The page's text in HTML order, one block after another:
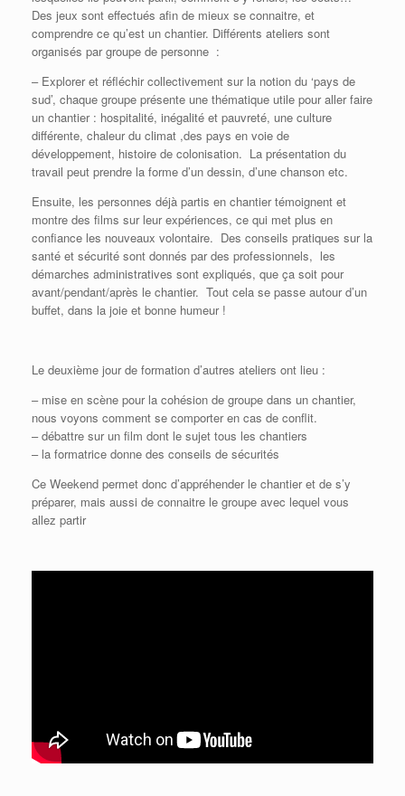
Des jeux sont effectués afin de mieux se connaitre, et
comprendre ce qu’est un chantier. Différents ateliers sont
organisés par groupe de personne :
– Explorer et réfléchir collectivement sur la notion du ‘pays de
sud’, chaque groupe présente une thématique utile pour aller faire
un chantier : hospitalité, inégalité et pauvreté, une culture
différente, chaleur du climat ,des pays en voie de
développement, histoire de colonisation. La présentation du
travail peut prendre la forme d’un dessin, d’une chanson etc.
Ensuite, les personnes déjà partis en chantier témoignent et
montre des films sur leur expériences, ce qui met plus en
confiance les nouveaux volontaire. Des conseils pratiques sur la
santé et sécurité sont donnés par des professionnels, les
démarches administratives sont expliqués, que ça soit pour
avant/pendant/après le chantier. Tout cela se passe autour d’un
buffet, dans la joie et bonne humeur !
Le deuxième jour de formation d’autres ateliers ont lieu :
– mise en scène pour la cohésion de groupe dans un chantier,
nous voyons comment se comporter en cas de conflit.
– débattre sur un film dont le sujet tous les chantiers
– la formatrice donne des conseils de sécurités
Ce Weekend permet donc d’appréhender le chantier et de s’y
préparer, mais aussi de connaitre le groupe avec lequel vous
allez partir